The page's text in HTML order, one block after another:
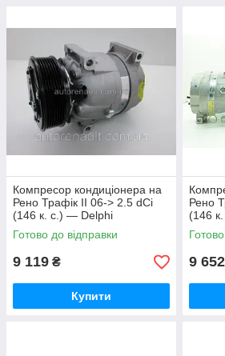
Компресор кондиціонера на
Рено Трафік II 06-> 2.5 dCi
(146 к. с.) — Delphi
(Великобританія) -
TSP0155897
Готово до відправки
9 119 ₴
Купити
Рено
(146
- 89435
9 652